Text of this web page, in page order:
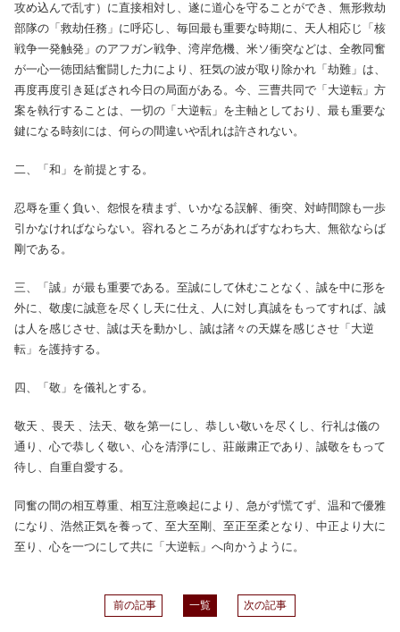
攻め込んで乱す）に直接相対し、遂に道心を守ることができ、無形救劫
部隊の「救劫任務」に呼応し、毎回最も重要な時期に、天人相応じ「核
戦争一発触発」のアフガン戦争、湾岸危機、米ソ衝突などは、全教同奮
が一心一徳団結奮闘した力により、狂気の波が取り除かれ「劫難」は、
再度再度引き延ばされ今日の局面がある。今、三曹共同で「大逆転」方
案を執行することは、一切の「大逆転」を主軸としており、最も重要な
鍵になる時刻には、何らの間違いや乱れは許されない。
二、「和」を前提とする。
忍辱を重く負い、怨恨を積まず、いかなる誤解、衝突、対峙間隙も一歩
引かなければならない。容れるところがあればすなわち大、無欲ならば
剛である。
三、「誠」が最も重要である。至誠にして休むことなく、誠を中に形を
外に、敬虔に誠意を尽くし天に仕え、人に対し真誠をもってすれば、誠
は人を感じさせ、誠は天を動かし、誠は諸々の天媒を感じさせ「大逆
転」を護持する。
四、「敬」を儀礼とする。
敬天 、畏天 、法天、敬を第一にし、恭しい敬いを尽くし、行礼は儀の
通り、心で恭しく敬い、心を清淨にし、莊厳粛正であり、誠敬をもって
待し、自重自愛する。
同奮の間の相互尊重、相互注意喚起により、急がず慌てず、温和で優雅
になり、浩然正気を養って、至大至剛、至正至柔となり、中正より大に
至り、心を一つにして共に「大逆転」へ向かうように。
前の記事 一覧 次の記事